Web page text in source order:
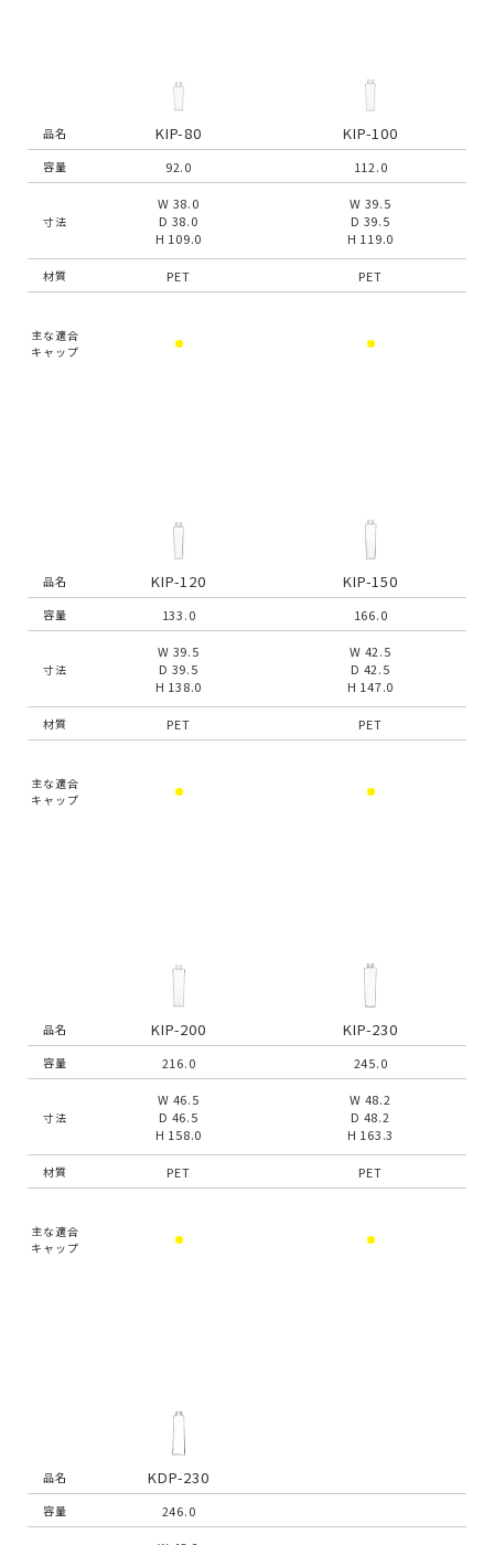
品名
容量
寸法
材質
主な適合
キャップ
KIP-80
92.0
W 38.0
D 38.0
H 109.0
PET
KIP-100
112.0
W 39.5
D 39.5
H 119.0
PET
品名
容量
寸法
材質
主な適合
キャップ
KIP-120
133.0
W 39.5
D 39.5
H 138.0
PET
KIP-150
166.0
W 42.5
D 42.5
H 147.0
PET
品名
容量
寸法
材質
主な適合
キャップ
KIP-200
216.0
W 46.5
D 46.5
H 158.0
PET
KIP-230
245.0
W 48.2
D 48.2
H 163.3
PET
品名
容量
KDP-230
246.0